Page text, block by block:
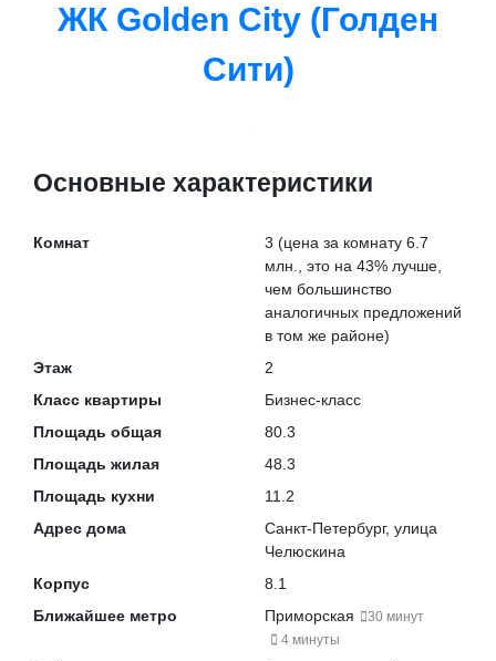
ЖК Golden City (Голден
Сити)
Основные характеристики
Комнат 3 (цена за комнату 6.7
млн., это на 43% лучше
чем большинство
аналогичных предложений
в том же районе)
Этаж
2
Класс квартиры
Бизнес-класс
Площадь общая
80.3
Площадь жилая
48.3
Площадь кухни
11.2
Адрес дома
Санкт-Петербург, улица
Челюскина
Корпус
8.1
Ближайшее метро
Приморская
30 минут
4 минуты